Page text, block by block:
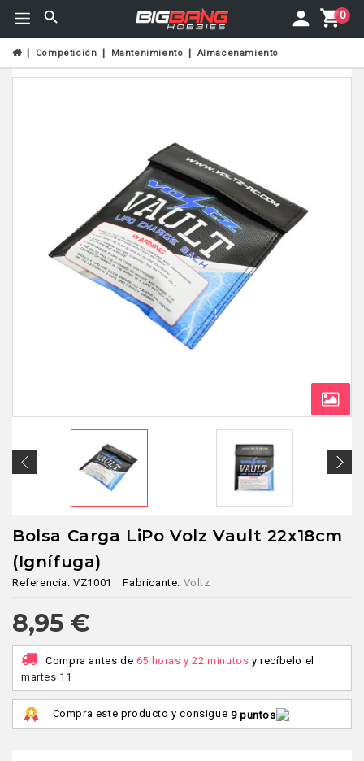
0
Competición Mantenimiento Almacenamiento
Bolsa Carga LiPo Volz Vault 22x18cm
(Ignífuga)
Referencia: VZ1001 Fabricante: Voltz
8,95 €
Compra antes de 65 horas y 22 minutos y recíbelo el
martes 11
Compra este producto y consigue 9 puntos